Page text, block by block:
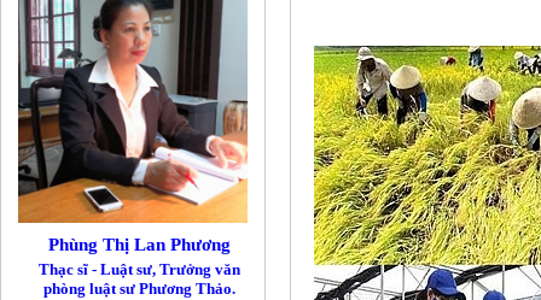
Phùng Thị Lan Phương
Thạc sĩ - Luật sư, Trưởng văn
phòng luật sư Phương Thảo.